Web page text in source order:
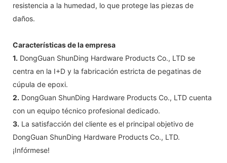
resistencia a la humedad, lo que protege las piezas de
daños.
Características de la empresa
1. DongGuan ShunDing Hardware Products Co., LTD se
centra en la I+D y la fabricación estricta de pegatinas de
cúpula de epoxi.
2. DongGuan ShunDing Hardware Products Co., LTD cuenta
con un equipo técnico profesional dedicado.
3. La satisfacción del cliente es el principal objetivo de
DongGuan ShunDing Hardware Products Co., LTD.
¡Infórmese!